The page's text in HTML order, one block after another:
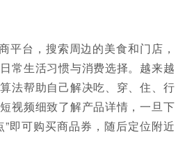
台，搜索周边的美食和门店，
常生活习惯与消费选择。越来越
法帮助自己解决吃、穿、住、行
视频细致了解产品详情，一旦下
”即可购买商品券，随后定位附近